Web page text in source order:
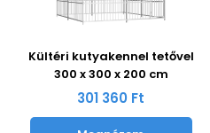
Kültéri kutyakennel tetővel
300 x 300 x 200 cm
301 360 Ft